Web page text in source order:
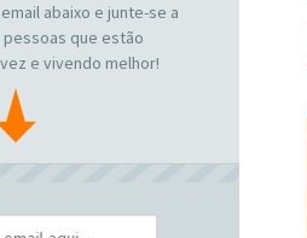
abaixo e junte-se a
pessoas que estão
e vivendo melhor!